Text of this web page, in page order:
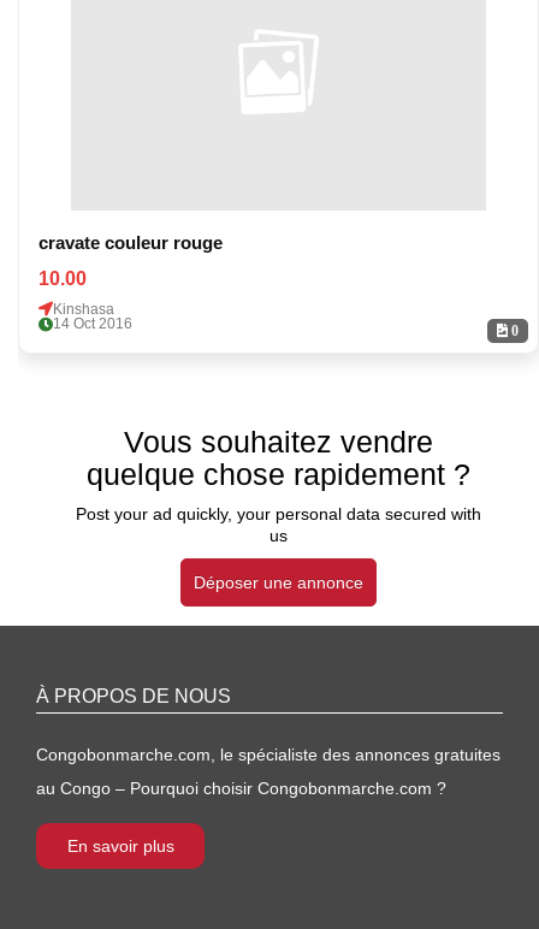
0
cravate couleur rouge
10.00
Kinshasa
14 Oct 2016
Vous souhaitez vendre
quelque chose rapidement ?
Post your ad quickly, your personal data secured with
us
Déposer une annonce
À PROPOS DE NOUS
Congobonmarche.com, le spécialiste des annonces gratuites
au Congo – Pourquoi choisir Congobonmarche.com ?
En savoir plus